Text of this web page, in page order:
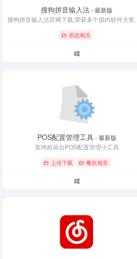
搜狗拼音输入法- 最新版
系统相关
POS配置管理工具- 最新版
装鸿拾前台POS配置管理小工具
上传下载 餐饮相关